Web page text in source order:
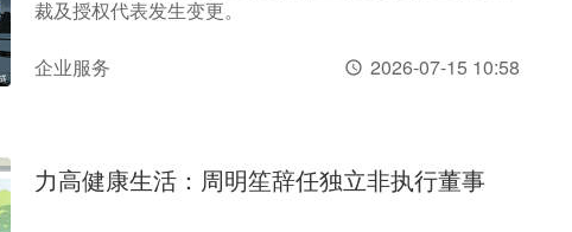
裁及授权代表发生变更。
企业服务 2026-07-15 10:58
力高健康生活：周明笙辞任独立非执行董事